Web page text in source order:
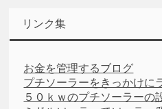
リンク集
お金を管理するブログ
プチソーラーをきっかけに
５０ｋｗのプチソーラーの